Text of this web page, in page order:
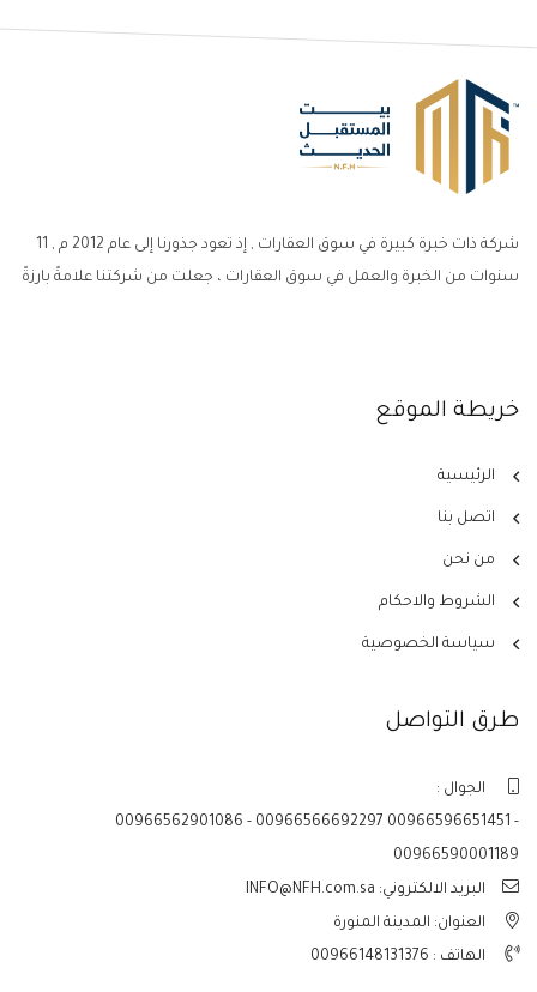
شركة ذات خبرة كبيرة في سوق العقارات , إذ تعود جذورنا إلى عام 2012 م , 11
سنوات من الخبرة والعمل في سوق العقارات ، جعلت من شركتنا علامةً بارزةً
خريطة الموقع
الرئيسية
اتصل بنا
من نحن
الشروط والاحكام
سياسة الخصوصية
طرق التواصل
الجوال :
00966562901086 - 00966566692297 00966596651451 -
00966590001189
البريد الالكتروني: INFO@NFH.com.sa
العنوان: المدينة المنورة
الهاتف : 00966148131376